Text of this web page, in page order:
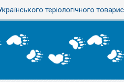
теріологічного